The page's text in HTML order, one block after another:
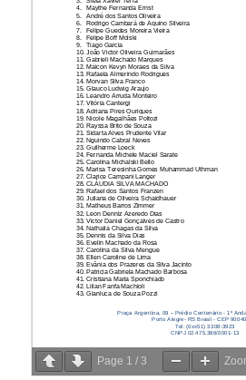
Page 1 / 3